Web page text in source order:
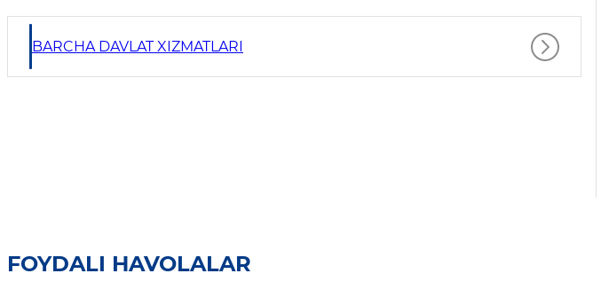
BARCHA DAVLAT XIZMATLARI
FOYDALI HAVOLALAR